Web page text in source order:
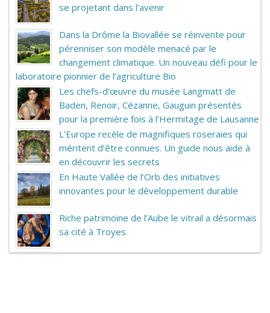
se projetant dans l’avenir
Dans la Drôme la Biovallée se réinvente pour
pérenniser son modèle menacé par le
changement climatique. Un nouveau défi pour le
laboratoire pionnier de l’agriculture Bio
Les chefs-d’œuvre du musée Langmatt de
Baden, Renoir, Cézanne, Gauguin présentés
pour la première fois à l’Hermitage de Lausanne
L’Europe recèle de magnifiques roseraies qui
méritent d’être connues. Un guide nous aide à
en découvrir les secrets
En Haute Vallée de l’Orb des initiatives
innovantes pour le développement durable
Riche patrimoine de l’Aube le vitrail a désormais
sa cité à Troyes